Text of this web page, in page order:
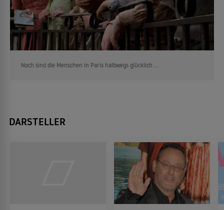
Noch sind die Menschen in Paris halbwegs glücklich ...
DARSTELLER